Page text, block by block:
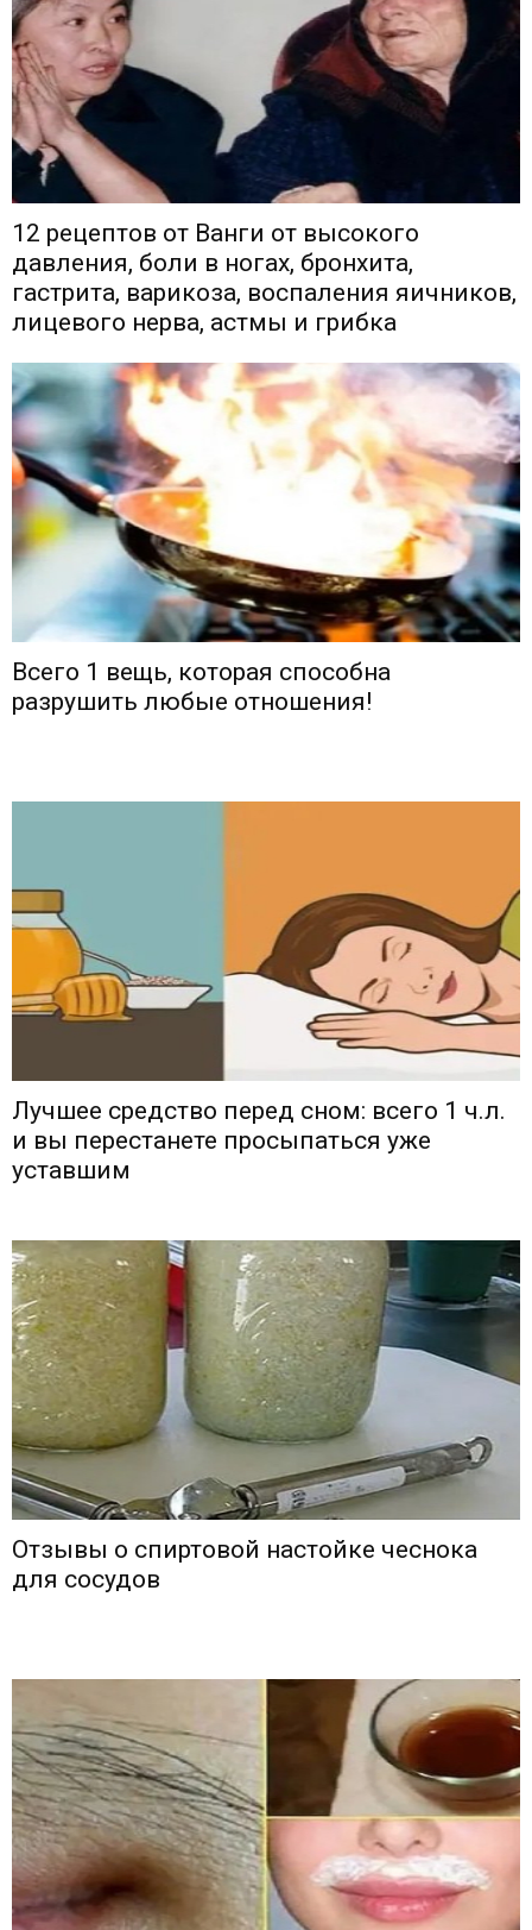
12 рецептов от Ванги от высокого
давления, боли в ногах, бронхита,
гастрита, варикоза, воспаления яичников,
лицевого нерва, астмы и грибка
Всего 1 вещь, которая способна
разрушить любые отношения!
Лучшее средство перед сном: всего 1 ч.л.
и вы перестанете просыпаться уже
уставшим
Отзывы о спиртовой настойке чеснока
для сосудов